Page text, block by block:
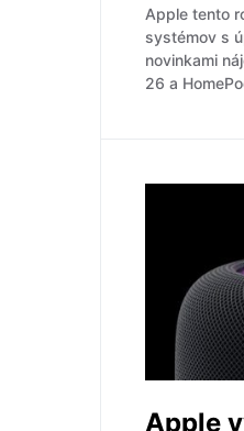
Apple tento
systémov s
novinkami
26 a
Apple